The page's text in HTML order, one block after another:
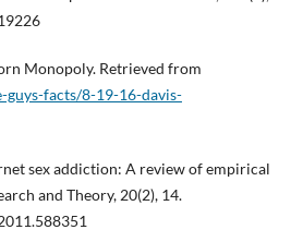
Monopoly. Retrieved from
facts/8-19-16-davis-
sex addiction: A review of empirical
and Theory, 20(2), 14.